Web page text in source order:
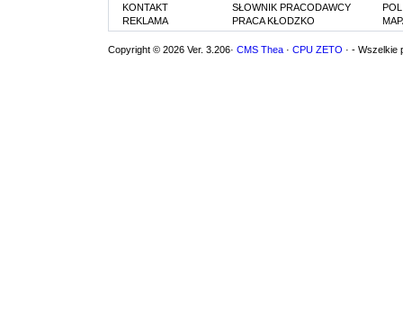
KONTAKT
REKLAMA
SŁOWNIK PRACODAWCY
PRACA KŁODZKO
Copyright © 2026 Ver. 3.206· CMS Thea · CPU ZETO · - Wszelkie